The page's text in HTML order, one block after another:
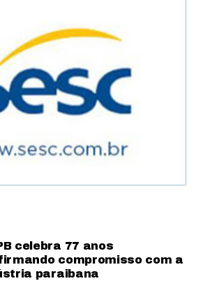
celebra 77 anos
compromisso com a
paraibana